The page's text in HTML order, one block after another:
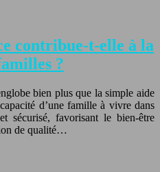
contribue-t-elle à la
?
bien plus que la simple aide
d’une famille à vivre dans
sécurisé, favorisant le bien-être
de qualité…